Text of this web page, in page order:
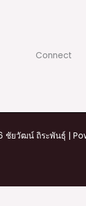
Connect
ยวัฒน์ ถิระพันธุ์ |